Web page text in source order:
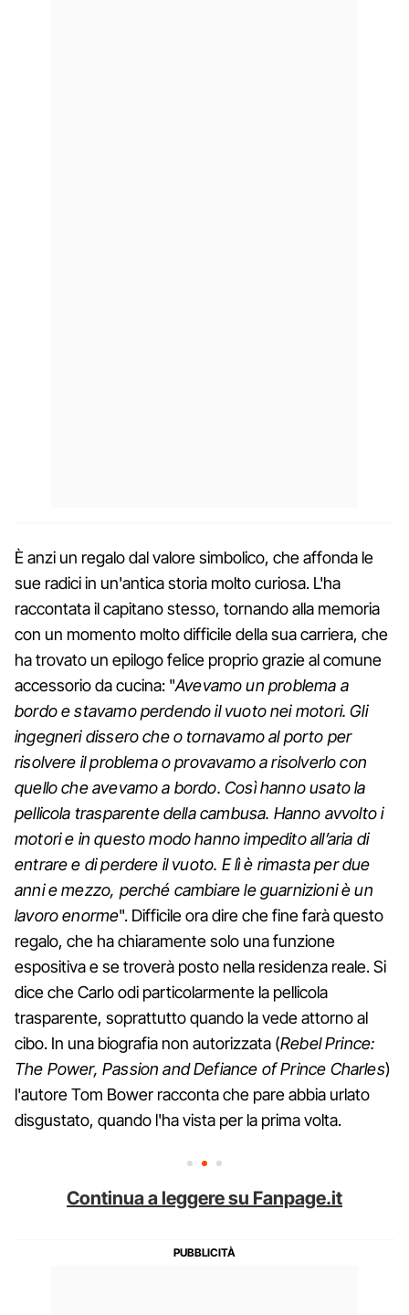
È anzi un regalo dal valore simbolico, che affonda le
sue radici in un'antica storia molto curiosa. L'ha
raccontata il capitano stesso, tornando alla memoria
con un momento molto difficile della sua carriera, che
ha trovato un epilogo felice proprio grazie al comune
accessorio da cucina: "Avevamo un problema a
bordo e stavamo perdendo il vuoto nei motori. Gli
ingegneri dissero che o tornavamo al porto per
risolvere il problema o provavamo a risolverlo con
quello che avevamo a bordo. Così hanno usato la
pellicola trasparente della cambusa. Hanno avvolto i
motori e in questo modo hanno impedito all’aria di
entrare e di perdere il vuoto. E lì è rimasta per due
anni e mezzo, perché cambiare le guarnizioni è un
lavoro enorme". Difficile ora dire che fine farà questo
regalo, che ha chiaramente solo una funzione
espositiva e se troverà posto nella residenza reale. Si
dice che Carlo odi particolarmente la pellicola
trasparente, soprattutto quando la vede attorno al
cibo. In una biografia non autorizzata (Rebel Prince:
The Power, Passion and Defiance of Prince Charles)
l'autore Tom Bower racconta che pare abbia urlato
disgustato, quando l'ha vista per la prima volta.
Continua a leggere su Fanpage.it